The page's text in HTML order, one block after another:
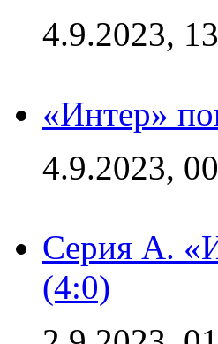
4.9.2023,
«Интер»
4.9.2023,
Серия А.
(4:0)